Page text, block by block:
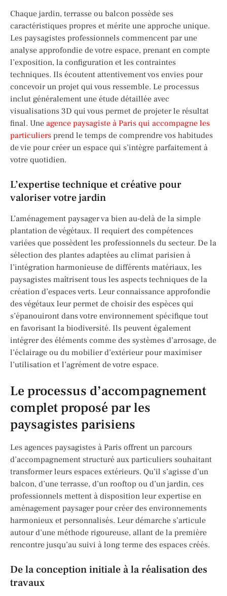
Chaque jardin, terrasse ou balcon possède ses
caractéristiques propres et mérite une approche unique.
Les paysagistes professionnels commencent par une
analyse approfondie de votre espace, prenant en compte
l’exposition, la configuration et les contraintes
techniques. Ils écoutent attentivement vos envies pour
concevoir un projet qui vous ressemble. Le processus
inclut généralement une étude détaillée avec
visualisations 3D qui vous permet de projeter le résultat
final. Une agence paysagiste à Paris qui accompagne les
particuliers prend le temps de comprendre vos habitudes
de vie pour créer un espace qui s’intègre parfaitement à
votre quotidien.
L’expertise technique et créative pour
valoriser votre jardin
L’aménagement paysager va bien au-delà de la simple
plantation de végétaux. Il requiert des compétences
variées que possèdent les professionnels du secteur. De la
sélection des plantes adaptées au climat parisien à
l’intégration harmonieuse de différents matériaux, les
paysagistes maîtrisent tous les aspects techniques de la
création d’espaces verts. Leur connaissance approfondie
des végétaux leur permet de choisir des espèces qui
s’épanouiront dans votre environnement spécifique tout
en favorisant la biodiversité. Ils peuvent également
intégrer des éléments comme des systèmes d’arrosage, de
l’éclairage ou du mobilier d’extérieur pour maximiser
l’utilisation et l’agrément de votre espace.
Le processus d’accompagnement
complet proposé par les
paysagistes parisiens
Les agences paysagistes à Paris offrent un parcours
d’accompagnement structuré aux particuliers souhaitant
transformer leurs espaces extérieurs. Qu’il s’agisse d’un
balcon, d’une terrasse, d’un rooftop ou d’un jardin, ces
professionnels mettent à disposition leur expertise en
aménagement paysager pour créer des environnements
harmonieux et personnalisés. Leur démarche s’articule
autour d’une méthode rigoureuse, allant de la première
rencontre jusqu’au suivi à long terme des espaces créés.
De la conception initiale à la réalisation des
travaux